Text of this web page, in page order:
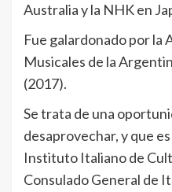
Australia y la NHK en
Fue galardonado por la
Musicales de la
(2017).
Se trata de una
desaprovechar, y que
Instituto Italiano de
Consulado General de